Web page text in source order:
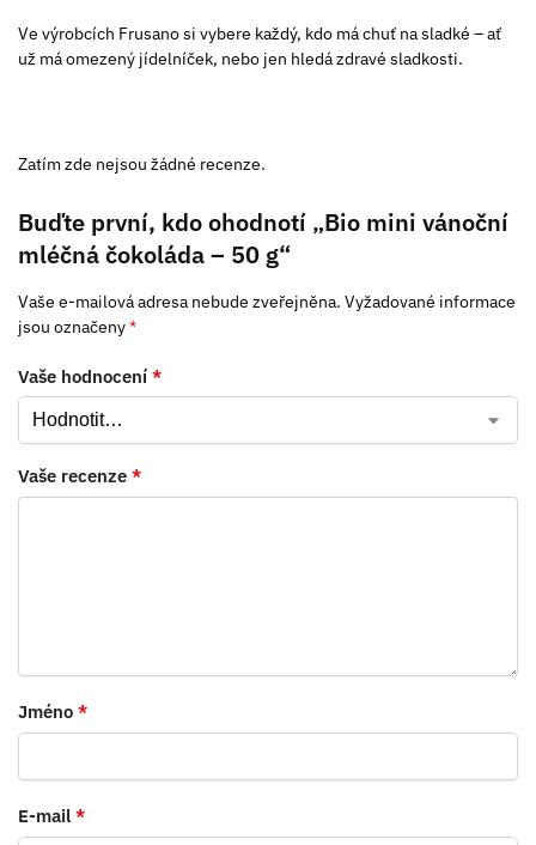
Ve výrobcích Frusano si vybere každý, kdo má chuť na sladké – ať
už má omezený jídelníček, nebo jen hledá zdravé sladkosti.
Zatím zde nejsou žádné recenze.
Buďte první, kdo ohodnotí „Bio mini vánoční
mléčná čokoláda – 50 g“
Vaše e-mailová adresa nebude zveřejněna. Vyžadované informace
jsou označeny*
Vaše hodnocení *
Vaše recenze *
Jméno *
E-mail *